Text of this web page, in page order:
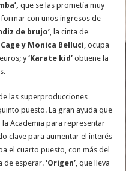
que se las prometía muy
con unos ingresos de
de brujo’, la cinta de
y Monica Belluci, ocupa
y‘Karate kid’ obtiene la
las superproducciones
puesto. La gran ayuda que
Academia para representar
clave para aumentar el interés
el cuarto puesto, con más del
de esperar.‘Origen’, que lleva